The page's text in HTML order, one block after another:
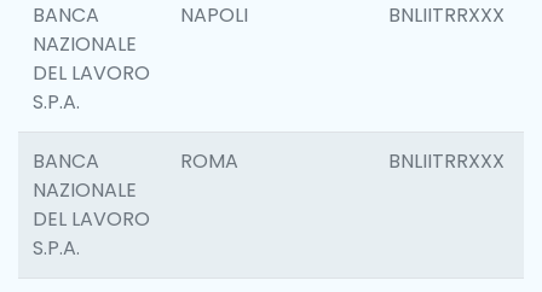
BANCA
NAZIONALE
DEL LAVORO
S.P.A.
NAPOLI BNLIITRRXXX
BANCA
NAZIONALE
DEL LAVORO
S.P.A.
ROMA BNLIITRRXXX